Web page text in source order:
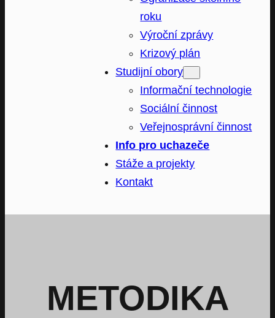
roku
Výroční zprávy
Krizový plán
Studijní obory
Informační technologie
Sociální činnost
Veřejnosprávní činnost
Info pro uchazeče
Stáže a projekty
Kontakt
METODIKA